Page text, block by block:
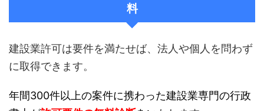
料
建設業許可は要件を満たせば、法人や個人を問わず
に取得できます。
年間300件以上の案件に携わった建設業専門の行政